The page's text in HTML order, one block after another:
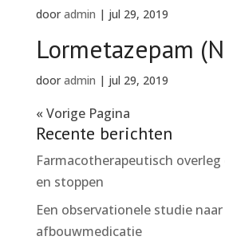
dooradmin | jul 29, 2019
Lormetazepam
dooradmin | jul 29, 2019
« Vorige Pagina
Recente berichten
Farmacotherapeutisch
en stoppen
Een observationele studie
afbouwmedicatie